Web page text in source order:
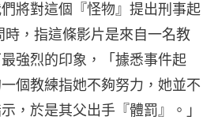
將對這個『怪物』提出刑事起
，指這條影片是來自一名教
強烈的印象，「據悉事件起
個教練指她不夠努力，她並不
，於是其父出手『體罰』。」